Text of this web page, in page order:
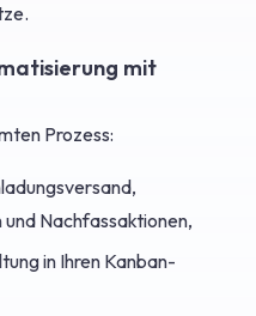
mit
Prozess:
Nachfassaktionen,
in Ihren Kanban-